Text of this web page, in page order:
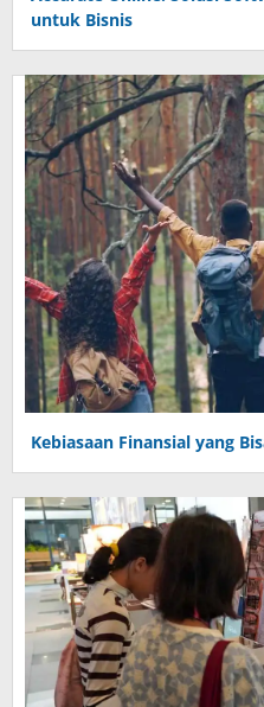
untuk Bisnis
Kebiasaan Finansial yang